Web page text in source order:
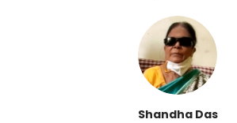
Shandha Das